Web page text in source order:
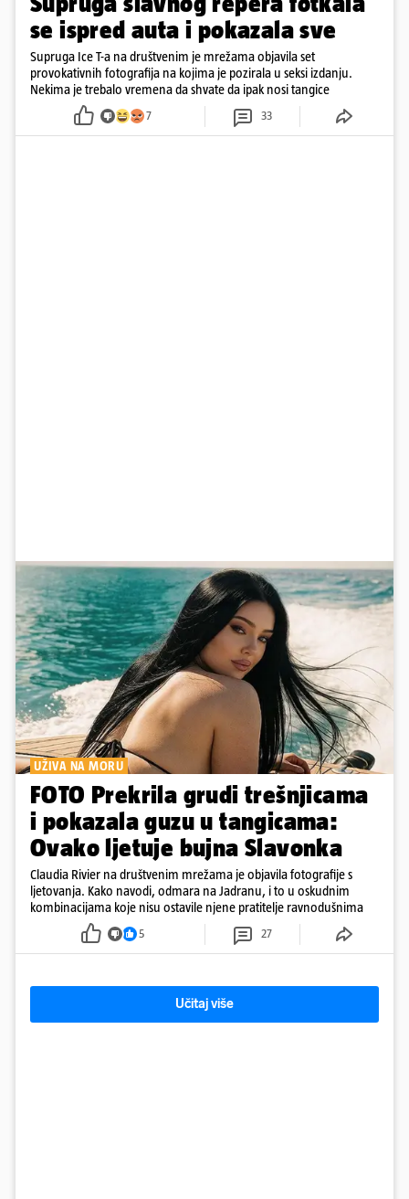
se ispred auta i pokazala sve
Supruga Ice T-a na društvenim je mrežama objavila set
provokativnih fotografija na kojima je pozirala u seksi izdanju.
Nekima je trebalo vremena da shvate da ipak nosi tangice
7 33
UŽIVA NA MORU
FOTO Prekrila grudi trešnjicama
i pokazala guzu u tangicama:
Ovako ljetuje bujna Slavonka
Claudia Rivier na društvenim mrežama je objavila fotografije s
ljetovanja. Kako navodi, odmara na Jadranu, i to u oskudnim
kombinacijama koje nisu ostavile njene pratitelje ravnodušnima
5 27
Učitaj više